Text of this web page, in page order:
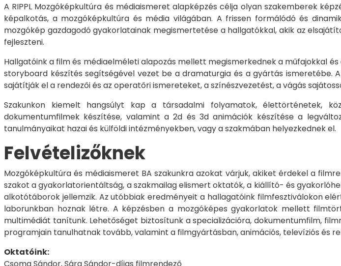
A RIPPL Mozgóképkultúra és médiaismeret alapképzés célja olyan szakemberek
képalkotás, a mozgóképkultúra és média világában. A frissen formálódó és
mozgókép gazdagodó gyakorlatainak megismertetése a hallgatókkal, akik az
fejleszteni.
Hallgatóink a film és médiaelméleti alapozás mellett megismerkednek a műfajokkal
storyboard készítés segítségével vezet be a dramaturgia és a gyártás
sajátítják el a rendezői és az operatőri ismereteket, a színészvezetést, a vágás
Szakunkon kiemelt hangsúlyt kap a társadalmi folyamatok, élettörténetek,
dokumentumfilmek készítése, valamint a 2d és 3d animációk készítése a
tanulmányaikat hazai és külföldi intézményekben, vagy a szakmában helyezkednek el.
Felvételizőknek
Mozgóképkultúra és médiaismeret BA szakunkra azokat várjuk, akiket érdekel a
szakot a gyakorlatorientáltság, a szakmailag elismert oktatók, a kiállító- és
alkotótáborok jellemzik. Az utóbbiak eredményeit a hallagatóink filmfesztiválokon
laborunkban hoznak létre. A képzésben a mozgóképes gyakorlatok mellett
multimédiát tanítunk. Lehetőséget biztosítunk a specializációra, dokumentumfilm,
programjain tanulhatnak tovább, valamint a filmgyártásban, animációs, televíziós és
Oktatóink:
Csoma Sándor, Sára Sándor-díjas filmrendező